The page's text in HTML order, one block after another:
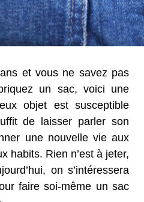
et vous ne savez pas
un sac, voici une
objet est susceptible
de laisser parler son
une nouvelle vie aux
habits. Rien n’est à jeter,
on s’intéressera
faire soi-même un sac